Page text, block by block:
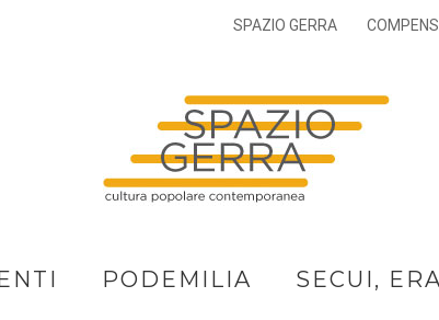
SPAZIO GERRA
PODEMILIA SECUI,